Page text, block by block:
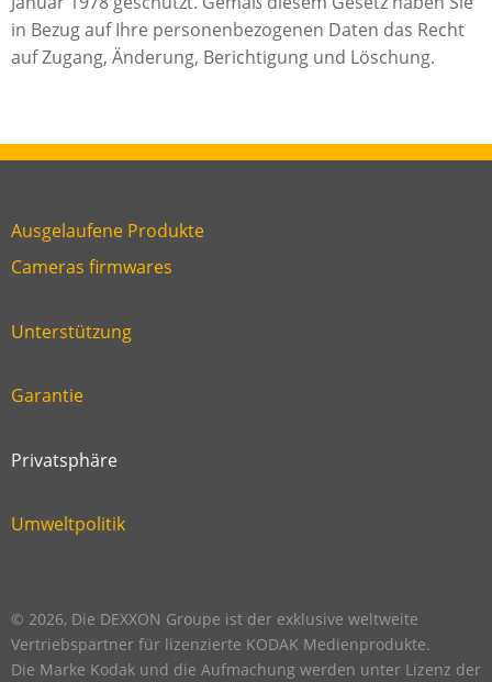
in Bezug auf Ihre personenbezogenen Daten das Recht
auf Zugang, Änderung, Berichtigung und Löschung.
Link
footer
Ausgelaufene Produkte
Link
six
Cameras firmwares
Link
second
Unterstützung
Link
third
Garantie
Link
fourth
Privatsphäre
Link
footer
Umweltpolitik
© 2026, Die DEXXON Groupe ist der exklusive weltweite
Vertriebspartner für lizenzierte KODAK Medienprodukte.
Die Marke Kodak und die Aufmachung werden unter Lizenz der